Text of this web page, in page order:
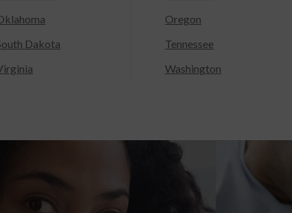
Oregon
Dakota Tennessee
Washington